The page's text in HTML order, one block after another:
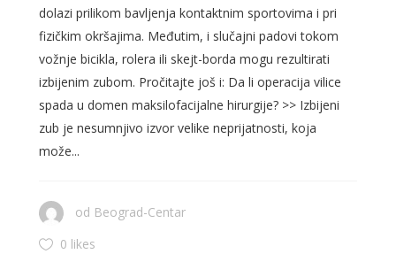
dolazi prilikom bavljenja kontaktnim sportovima i pri
fizičkim okršajima. Međutim, i slučajni padovi tokom
vožnje bicikla, rolera ili skejt-borda mogu rezultirati
izbijenim zubom. Pročitajte još i: Da li operacija vilice
spada u domen maksilofacijalne hirurgije? >> Izbijeni
zub je nesumnjivo izvor velike neprijatnosti, koja
može...
od Beograd-Centar
0 likes